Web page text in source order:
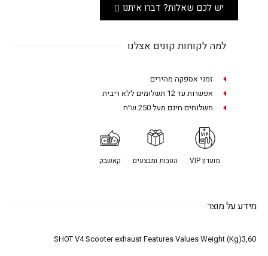
יש לכם שאלות? דברו איתנו
למה לקוחות קונים אצלנו
זמני אספקה מהירים
אפשרות עד 12 תשלומים ללא ריבית
משלוחים חינם מעל 250 ש״ח
מועדון VIP הטבות ומבצעים קאשבק
מידע על מוצר
SHOT V4 Scooter exhaust Features Values Weight (Kg)3,60